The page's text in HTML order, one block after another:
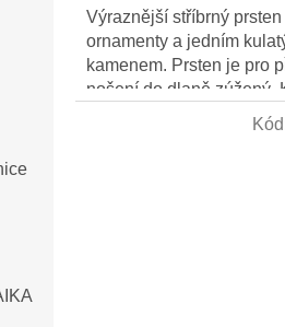
Výraznější stříbrný
ornamenty a jedním
kamenem. Prsten je pro
nošení do dlaně zúžený.
granát - tmavě červený,